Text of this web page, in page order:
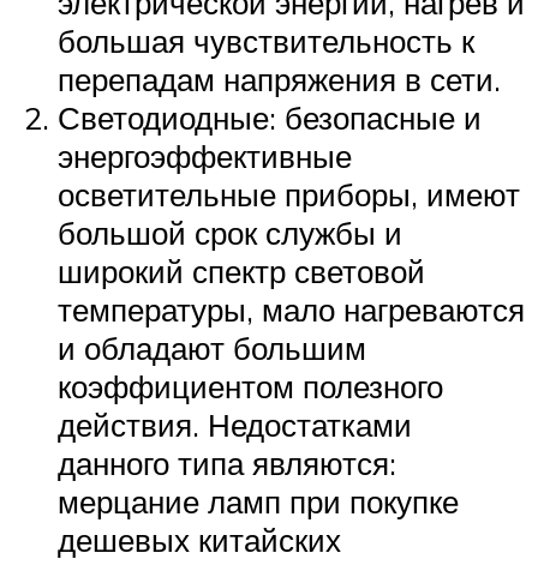
большая чувствительность к
перепадам напряжения в сети.
Светодиодные: безопасные и
энергоэффективные
осветительные приборы, имеют
большой срок службы и
широкий спектр световой
температуры, мало нагреваются
и обладают большим
коэффициентом полезного
действия. Недостатками
данного типа являются:
мерцание ламп при покупке
дешевых китайских